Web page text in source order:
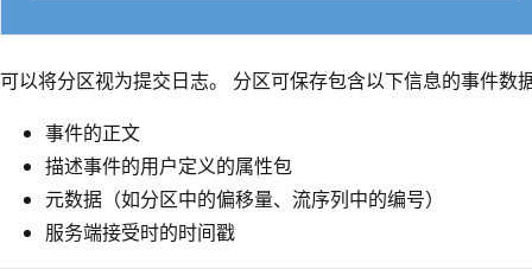
可以将分区视为提交日志。 分区可保存包含以下信息的事件数
事件的正文
描述事件的用户定义的属性包
元数据（如分区中的偏移量、流序列中的编号）
服务端接受时的时间戳